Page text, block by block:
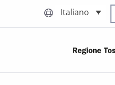
Italiano